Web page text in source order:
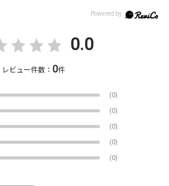
0.0
レビュー件数：0件
(0)
(0)
(0)
(0)
(0)